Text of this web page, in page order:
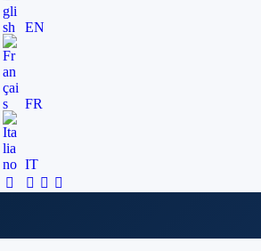
EN
FR
IT